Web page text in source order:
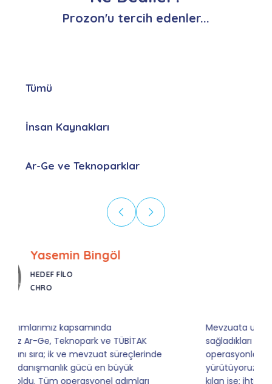
Prozon'u tercih edenler...
Tümü
İnsan Kaynakları
Ar-Ge ve Teknoparklar
Ebru Kural
Mevzuata uyum, başvuru ve izleme adımlarında
sağladıkları kusursuz yönlendirme sayesinde artık
operasyonlarımızı sıfır kaygı ve tam güvenle
yürütüyoruz. İş birliğimizi bizim için asıl değerli
kılan ise; ihtiyaç duyduğumuz her an ulaşılabilir